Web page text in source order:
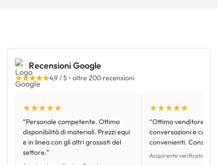
Recensioni Google
★★★★★4,9 / 5 • oltre 200 recensioni
★★★★★
“Personale competente. Ottima
disponibilità di materiali. Prezzi equi
e in linea con gli altri grossisti del
settore.”
★★★★★
“Ottimo venditore,
conversazioni e con
convenienti.
Acquirente verificato •